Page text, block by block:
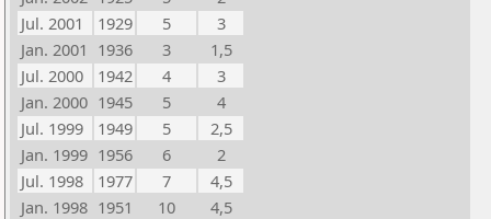
Jul. 2001
1929 5
3
Jan. 2001 1936 3
1,5
Jul. 2000
1942 4
3
Jan. 2000 1945 5
4
Jul. 1999
1949 5
2,5
Jan. 1999 1956 6
2
Jul. 1998
1977 7
4,5
Jan. 1998 1951 10
4,5